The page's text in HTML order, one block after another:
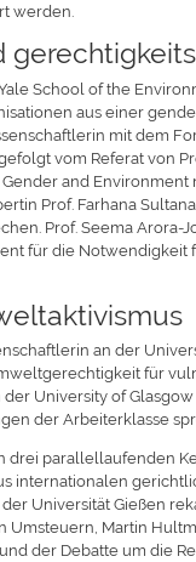
werden.
School of the
aus einer
mit dem
vom Referat von
and
Prof. Farhana
Prof. Seema Arora-
für die
an der
für
University of
der Arbeiterklasse
parallellaufenden
internationalen
Universität Gießen
Martin
der Debatte um die